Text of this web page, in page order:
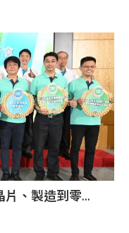
、製造到零售
灣全新樣貌